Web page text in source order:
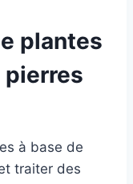
plantes
à base de
traiter des